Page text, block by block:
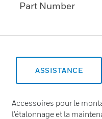
Part Number
ASSISTANCE
Accessoires pour le
l’étalonnage et la